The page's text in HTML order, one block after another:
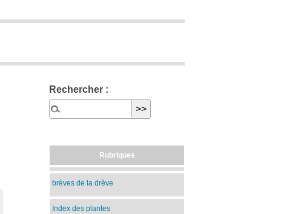
Rechercher :
Rubriques
brèves de la drève
Index des plantes